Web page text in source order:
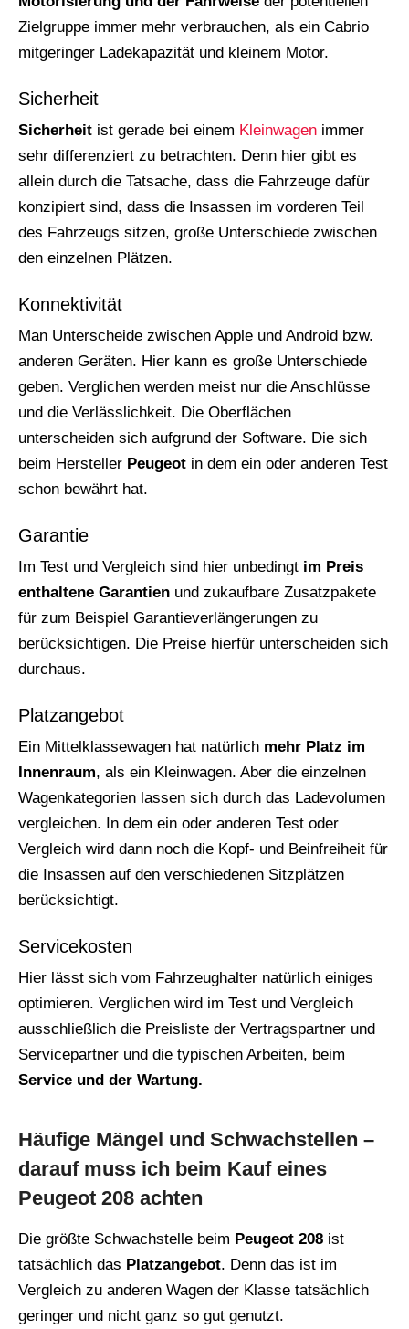
Zielgruppe immer mehr verbrauchen, als ein Cabrio
mitgeringer Ladekapazität und kleinem Motor.
Sicherheit
Sicherheit ist gerade bei einem Kleinwagen immer
sehr differenziert zu betrachten. Denn hier gibt es
allein durch die Tatsache, dass die Fahrzeuge dafür
konzipiert sind, dass die Insassen im vorderen Teil
des Fahrzeugs sitzen, große Unterschiede zwischen
den einzelnen Plätzen.
Konnektivität
Man Unterscheide zwischen Apple und Android bzw.
anderen Geräten. Hier kann es große Unterschiede
geben. Verglichen werden meist nur die Anschlüsse
und die Verlässlichkeit. Die Oberflächen
unterscheiden sich aufgrund der Software. Die sich
beim Hersteller Peugeot in dem ein oder anderen Test
schon bewährt hat.
Garantie
Im Test und Vergleich sind hier unbedingt im Preis
enthaltene Garantien und zukaufbare Zusatzpakete
für zum Beispiel Garantieverlängerungen zu
berücksichtigen. Die Preise hierfür unterscheiden sich
durchaus.
Platzangebot
Ein Mittelklassewagen hat natürlich mehr Platz im
Innenraum, als ein Kleinwagen. Aber die einzelnen
Wagenkategorien lassen sich durch das Ladevolumen
vergleichen. In dem ein oder anderen Test oder
Vergleich wird dann noch die Kopf- und Beinfreiheit für
die Insassen auf den verschiedenen Sitzplätzen
berücksichtigt.
Servicekosten
Hier lässt sich vom Fahrzeughalter natürlich einiges
optimieren. Verglichen wird im Test und Vergleich
ausschließlich die Preisliste der Vertragspartner und
Servicepartner und die typischen Arbeiten, beim
Service und der Wartung.
Häufige Mängel und Schwachstellen –
darauf muss ich beim Kauf eines
Peugeot 208 achten
Die größte Schwachstelle beim Peugeot 208 ist
tatsächlich das Platzangebot. Denn das ist im
Vergleich zu anderen Wagen der Klasse tatsächlich
geringer und nicht ganz so gut genutzt.